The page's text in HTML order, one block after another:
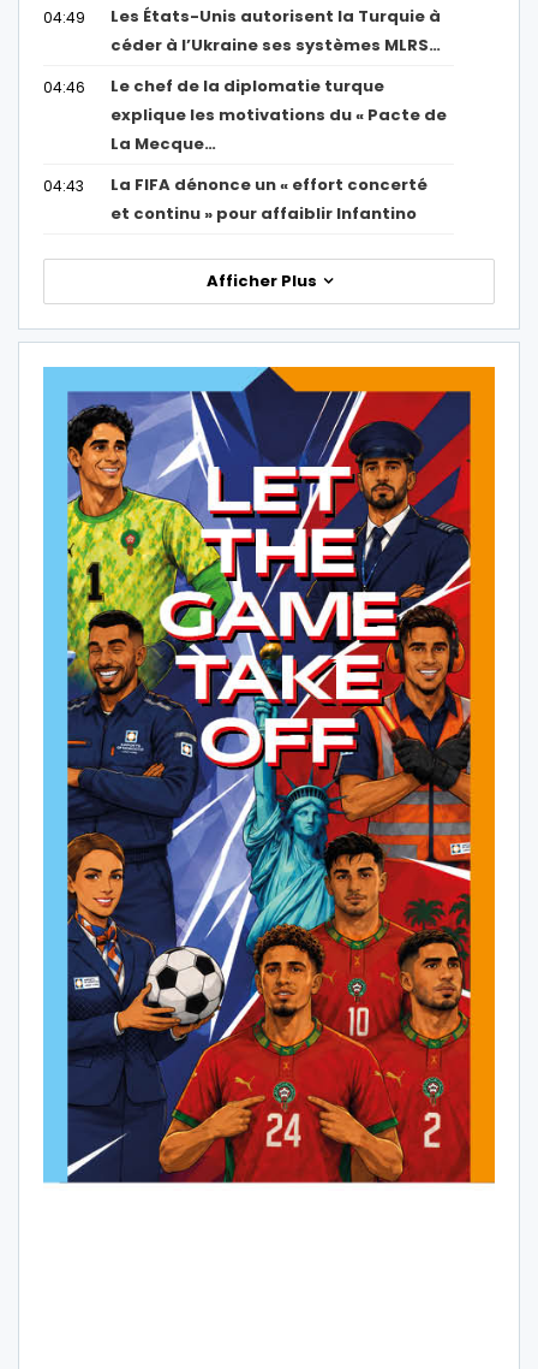
04:49
Les États-Unis autorisent la Turquie à
céder à l’Ukraine ses systèmes MLRS…
04:46
Le chef de la diplomatie turque
explique les motivations du « Pacte de
La Mecque…
04:43
La FIFA dénonce un « effort concerté
et continu » pour affaiblir Infantino
Afficher Plus